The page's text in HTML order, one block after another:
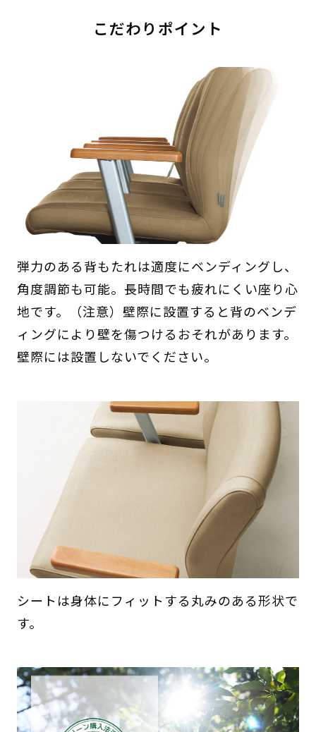
こだわりポイント
弾力のある背もたれは適度にベンディングし、
角度調節も可能。長時間でも疲れにくい座り心
地です。（注意）壁際に設置すると背のベンデ
ィングにより壁を傷つけるおそれがあります。
壁際には設置しないでください。
シートは身体にフィットする丸みのある形状で
す。